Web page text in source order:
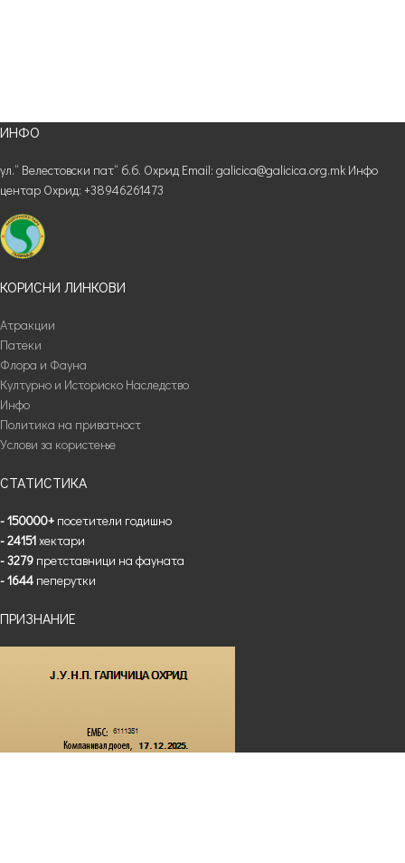
ИНФО
ул.“ Велестовски пат“ б.б. Охрид Email: galicica@galicica.org.mk Инфо
центар Охрид: +38946261473
КОРИСНИ ЛИНКОВИ
Атракции
Патеки
Флора и Фауна
Културно и Историско Наследство
Инфо
Политика на приватност
Услови за користење
СТАТИСТИКА
- 150000+ посетители годишно
- 24151хектари
- 3279 претставници на фауната
- 1644 пеперутки
ПРИЗНАНИЕ